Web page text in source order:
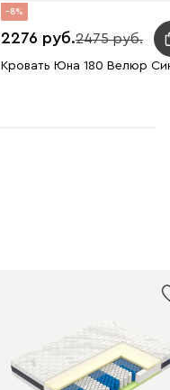
8
2276 2475
Кровать Юна 180 Велюр